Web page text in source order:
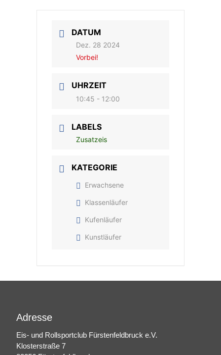
DATUM
Dez. 28 2024
Vorbei!
UHRZEIT
10:45 - 12:00
LABELS
Zusatzeis
KATEGORIE
Erwachsene
Klassenläufer
Kufenläufer
Kunstläufer
Adresse
Eis- und Rollsportclub Fürstenfeldbruck e.V.
Klosterstraße 7